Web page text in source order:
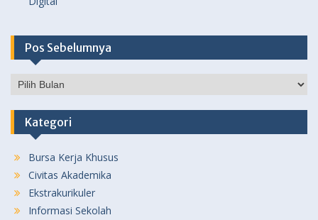
Pos Sebelumnya
Pos
Kategori
Bursa Kerja Khusus
Civitas Akademika
Ekstrakurikuler
Informasi Sekolah